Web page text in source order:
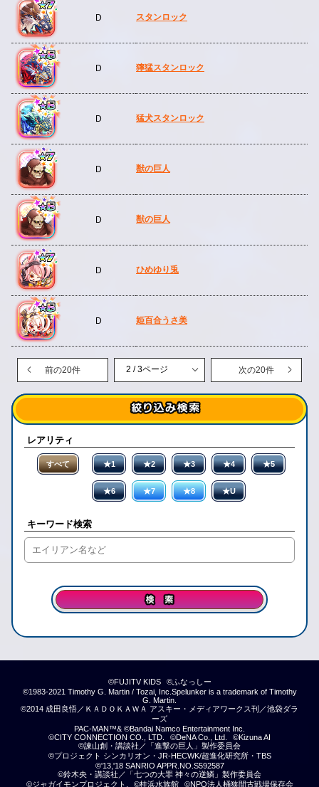
D スタンロック
D 獰猛スタンロック
D 猛犬スタンロック
D 獣の巨人
D 獣の巨人
D ひめゆり兎
D 姫百合うさ美
前の20件 次の20件
レアリティ
すべて ★1 ★2 ★3 ★4 ★5
★6 ★7 ★8 ★U
キーワード検索
©FUJITV KIDS
©ふなっしー
©1983-2021 Timothy G. Martin / Tozai, Inc.Spelunker is a trademark of Timothy
G. Martin.
©2014 成田良悟／ＫＡＤＯＫＡＷＡ アスキー・メディアワークス刊／池袋ダラ
ーズ
PAC-MAN™& ©Bandai Namco Entertainment Inc.
©CITY CONNECTION CO., LTD.
©DeNA Co., Ltd.
©Kizuna AI
©諫山創・講談社／「進撃の巨人」製作委員会
©プロジェクト シンカリオン・JR-HECWK/超進化研究所・TBS
©'13,'18 SANRIO APPR.NO.S592587
©鈴木央・講談社／「七つの大罪 神々の逆鱗」製作委員会
©ジャガイモンプロジェクト.
©桂浜水族館 ©NPO法人桶狭間古戦場保存会